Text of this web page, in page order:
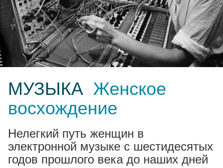
МУЗЫКА Женское
восхождение
Нелегкий путь женщин в
электронной музыке с шестидесятых
годов прошлого века до наших дней